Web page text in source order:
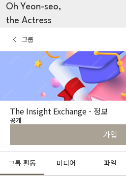
Oh Yeon-seo,
the Actress
그룹
The Insight Exchange - 정보
공개
가입
그룹 활동 미디어 파일